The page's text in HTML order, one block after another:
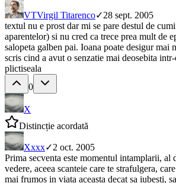
VTVirgil Titarenco✓28 sept. 2005
textul nu e prost dar mi se pare destul de
aparentelor) si nu cred ca trece prea mult de
salopeta galben pai. Ioana poate desigur mai
scris cind a avut o senzatie mai deosebita
plictiseala
0
X
Distincție acordată
Xxxx✓2 oct. 2005
Prima secventa este momentul intamplarii, al
vedere, aceea scanteie care te strafulgera,
mai frumos in viata aceasta decat sa iubesti,